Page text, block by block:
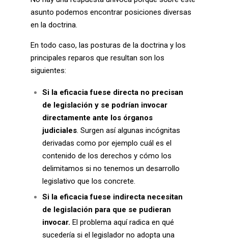
asunto podemos encontrar posiciones diversas
en la doctrina.
En todo caso, las posturas de la doctrina y los
principales reparos que resultan son los
siguientes:
Si la eficacia fuese directa no precisan
de legislación y se podrían invocar
directamente ante los órganos
judiciales. Surgen así algunas incógnitas
derivadas como por ejemplo cuál es el
contenido de los derechos y cómo los
delimitamos si no tenemos un desarrollo
legislativo que los concrete.
Si la eficacia fuese indirecta necesitan
de legislación para que se pudieran
invocar. El problema aquí radica en qué
sucedería si el legislador no adopta una